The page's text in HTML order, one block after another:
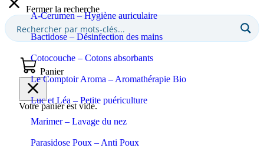
A-Cerumen – Hygiène auriculaire
Bactidose – Désinfection des mains
Cotocouche – Cotons absorbants
Le Comptoir Aroma – Aromathérapie Bio
Luc et Léa – Petite puériculture
Marimer – Lavage du nez
Parasidose Poux – Anti Poux
Fermer la recherche
Panier
Votre panier est vide.